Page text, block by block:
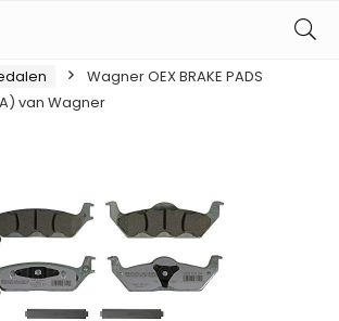
Wagner OEX BRAKE PADS
van Wagner